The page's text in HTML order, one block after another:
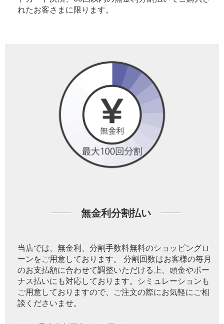
れたお客さまに限ります。
無金利分割払い
当店では、無金利、分割手数料無料のショッピングロ
ーンをご用意しております。 分割回数はお客様の毎月
のお支払額に合わせて調整いただける上、頭金やボー
ナス払いにも対応しております。シミュレーションも
ご用意しておりますので、ご注文の際にお気軽にご相
談くださいませ。